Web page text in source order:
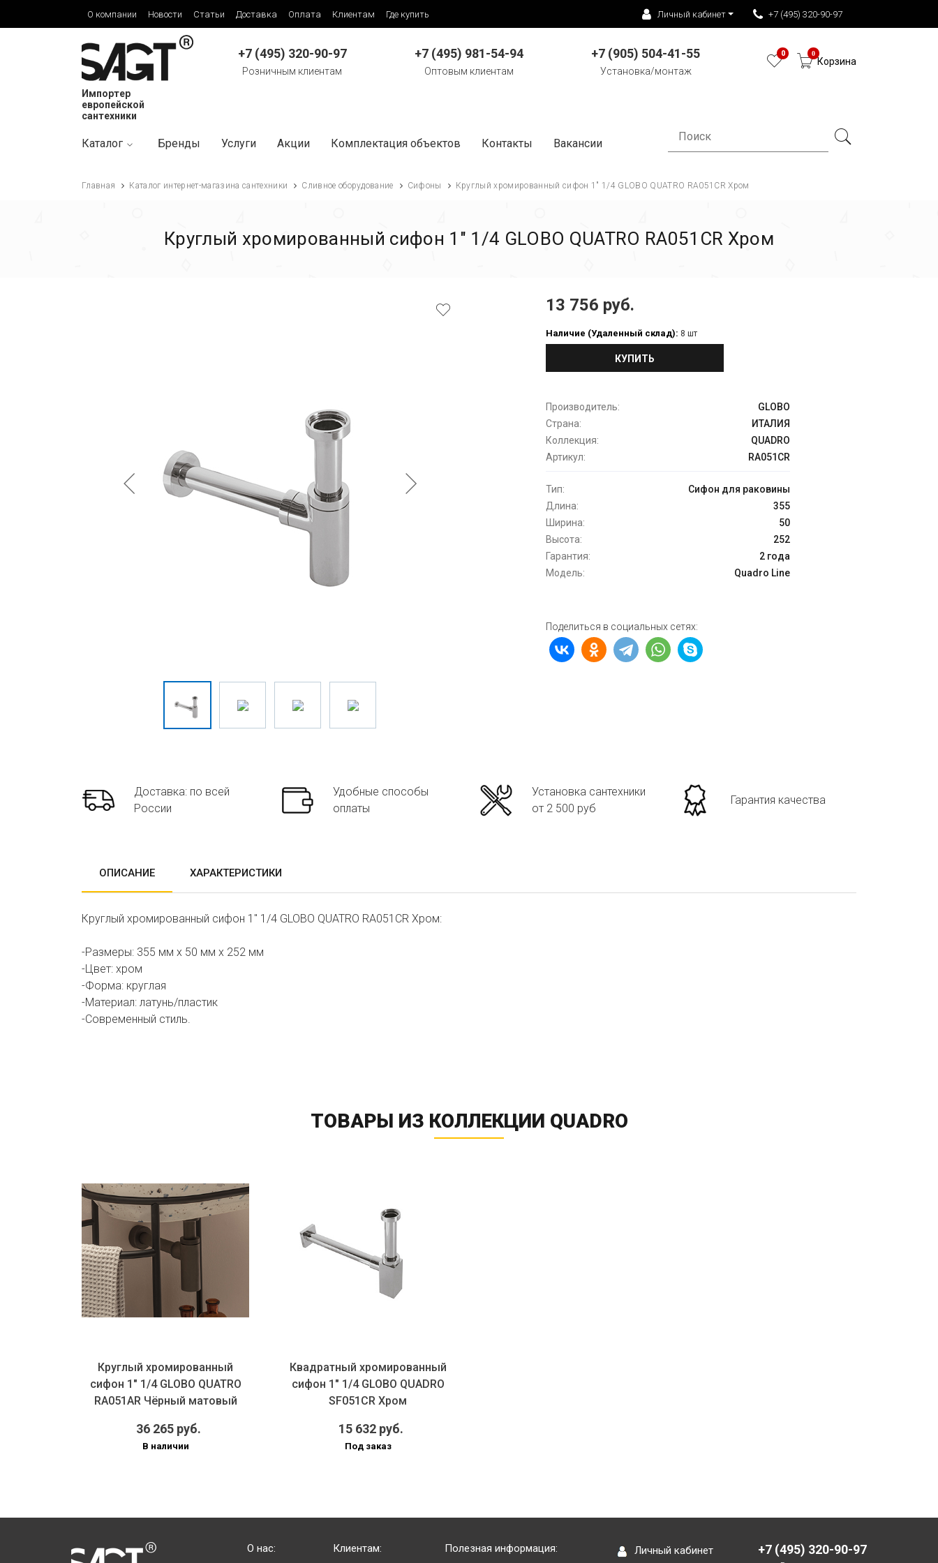
О компании Новости Статьи Доставка Оплата Клиентам Где купить Личный кабинет +7 (495) 320-90-97
Импортер
европейской
сантехники
+7 (495) 320-90-97
Розничным клиентам
+7 (495) 981-54-94
Оптовым клиентам
+7 (905) 504-41-55
Установка/монтаж
0 0
Корзина
Каталог Бренды Услуги Акции Комплектация объектов Контакты Вакансии
Главная Каталог интернет-магазина сантехники Сливное оборудование Сифоны Круглый хромированный сифон 1" 1/4 GLOBO QUATRO RA051CR Хром
Круглый хромированный сифон 1" 1/4 GLOBO QUATRO RA051CR Хром
13 756 руб.
Наличие (Удаленный склад): 8 шт
КУПИТЬ
Производитель:
GLOBO
Страна:
ИТАЛИЯ
Коллекция:
QUADRO
Артикул:
RA051CR
Тип:
Сифон для раковины
Длина:
355
Ширина:
50
Высота:
252
Гарантия:
2 года
Модель:
Quadro Line
Поделиться в социальных сетях:
Доставка: по всей
России
Удобные способы
оплаты
Установка сантехники
от 2 500 руб
Гарантия качества
ОПИСАНИЕ ХАРАКТЕРИСТИКИ
Круглый хромированный сифон 1" 1/4 GLOBO QUATRO RA051CR Хром:
-Размеры: 355 мм х 50 мм х 252 мм
-Цвет: хром
-Форма: круглая
-Материал: латунь/пластик
-Современный стиль.
ТОВАРЫ ИЗ КОЛЛЕКЦИИ QUADRO
Круглый хромированный
сифон 1" 1/4 GLOBO QUATRO
RA051AR Чёрный матовый
36 265 руб.
В наличии
Квадратный хромированный
сифон 1" 1/4 GLOBO QUADRO
SF051CR Хром
15 632 руб.
Под заказ
О нас: Клиентам: Полезная информация: Личный кабинет +7 (495) 320-90-97